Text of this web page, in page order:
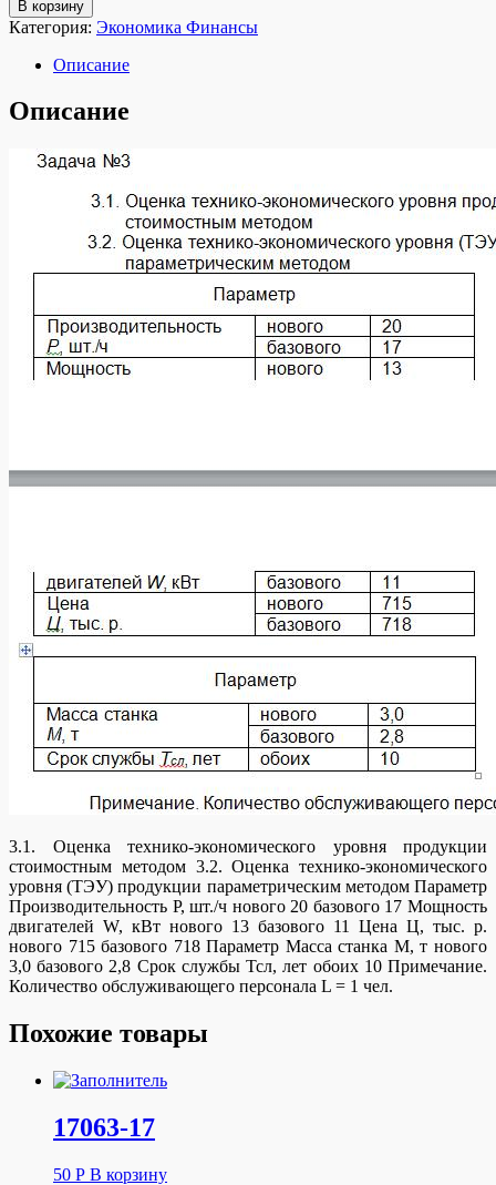
В корзину
Категория: Экономика Финансы
Описание
Описание
3.1. Оценка технико-экономического уровня продукции
стоимостным методом 3.2. Оценка технико-экономического
уровня (ТЭУ) продукции параметрическим методом Параметр
Производительность Р, шт./ч нового 20 базового 17 Мощность
двигателей W, кВт нового 13 базового 11 Цена Ц, тыс. р.
нового 715 базового 718 Параметр Масса станка М, т нового
3,0 базового 2,8 Срок службы Тсл, лет обоих 10 Примечание.
Количество обслуживающего персонала L = 1 чел.
Похожие товары
17063-17
50 Р В корзину